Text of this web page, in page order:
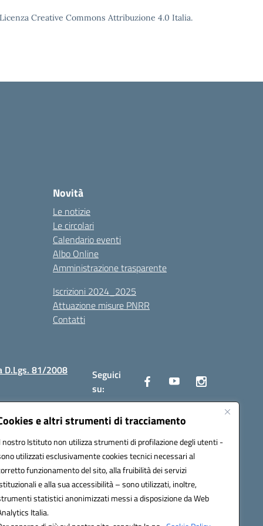
e altri strumenti di tracciamento
nostro Istituto non utilizza strumenti di profilazione degli utenti -
utilizzati esclusivamente cookies tecnici necessari al
funzionamento del sito, alla fruibilità dei servizi
e alla sua accessibilità – sono utilizzati, inoltre,
statistici anonimizzati messi a disposizione da Web
Italia.
Creative Commons Attribuzione 4.0 Italia.
Novità
Le notizie
Le circolari
Calendario eventi
Albo Online
Amministrazione trasparente
Iscrizioni 2024_2025
Attuazione misure PNRR
Contatti
D.Lgs. 81/2008
Seguici
su: